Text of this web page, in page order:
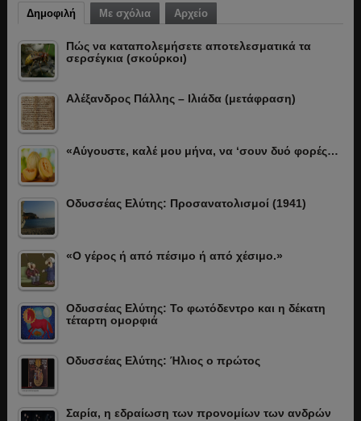
Δημοφιλή Με σχόλια Αρχείο
Πώς να καταπολεμήσετε αποτελεσματικά τα
σερσέγκια (σκούρκοι)
Αλέξανδρος Πάλλης – Ιλιάδα (μετάφραση)
«Αύγουστε, καλέ μου μήνα, να ‘σουν δυό φορές…
Οδυσσέας Ελύτης: Προσανατολισμοί (1941)
«Ο γέρος ή από πέσιμο ή από χέσιμο.»
Οδυσσέας Ελύτης: Το φωτόδεντρο και η δέκατη
τέταρτη ομορφιά
Οδυσσέας Ελύτης: Ήλιος ο πρώτος
Σαρία, η εδραίωση των προνομίων των ανδρών